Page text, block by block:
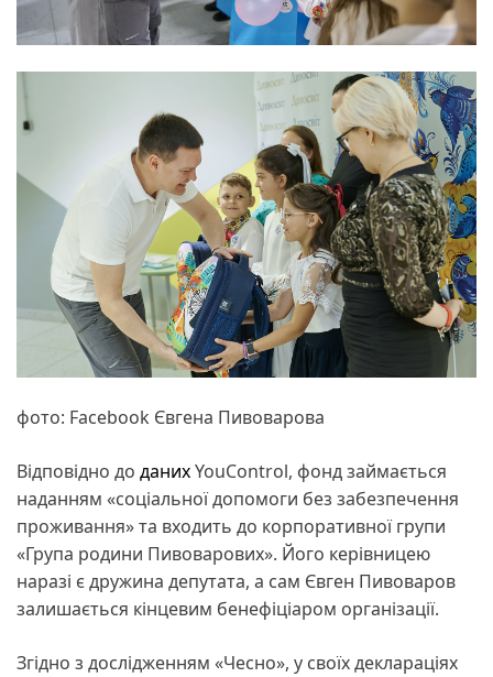
фото: Facebook Євгена Пивоварова
Відповідно до данихYouControl, фонд займається
наданням «соціальної допомоги без забезпечення
проживання» та входить до корпоративної групи
«Група родини Пивоварових». Його керівницею
наразі є дружина депутата, а сам Євген Пивоваров
залишається кінцевим бенефіціаром організації.
Згідно з дослідженням «Чесно», у своїх деклараціях